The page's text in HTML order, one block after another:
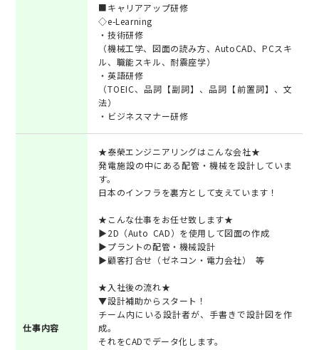
■キャリアアップ研修
◇e-Learning
・技術研修
（機械工学、図面の読み方、AutoCAD、PCスキ
ル、職能スキル、耐震座学）
・英語研修
（TOEIC、品詞【副詞】、品詞【前置詞】、文
法）
・ビジネスマナー研修
仕事内容
★泰榮エンジニアリングはこんな会社★
発電施設の中にある配管・機械を設計していま
す。
日本のインフラを裏方として支えています！
★こんな仕事をお任せ致します★
▶2D（Auto CAD）を使用して図面の作成
▶プラントの配管・機械設計
▶顧客打合せ（ゼネコン・電力会社） 等
★入社後の流れ★
▼設計補助からスタート！
チーム内にいる設計者が、手書きで設計図を作
成。
それをCADでデータ化します。